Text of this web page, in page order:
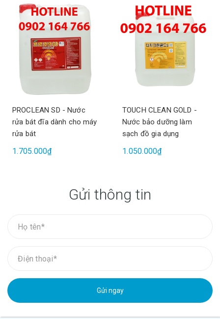
PROCLEAN SD - Nước
rửa bát đĩa dành cho máy
rửa bát
1.705.000₫
TOUCH CLEAN GOLD -
Nước bảo dưỡng làm
sạch đồ gia dụng
1.050.000₫
Gửi thông tin
Gửi ngay